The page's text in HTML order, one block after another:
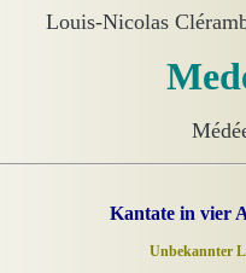
Louis-Nicolas
Kantate in vier
Unbekannter